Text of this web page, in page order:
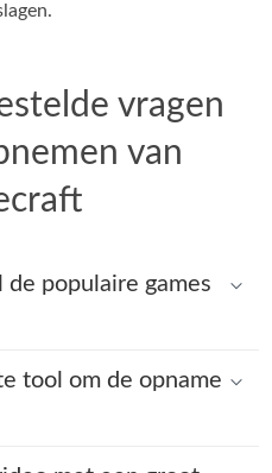
vragen
van
populaire games
tool om de opname